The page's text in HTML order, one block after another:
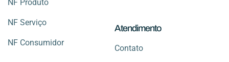
NF Produto
NF Serviço
NF Consumidor
Atendimento
Contato